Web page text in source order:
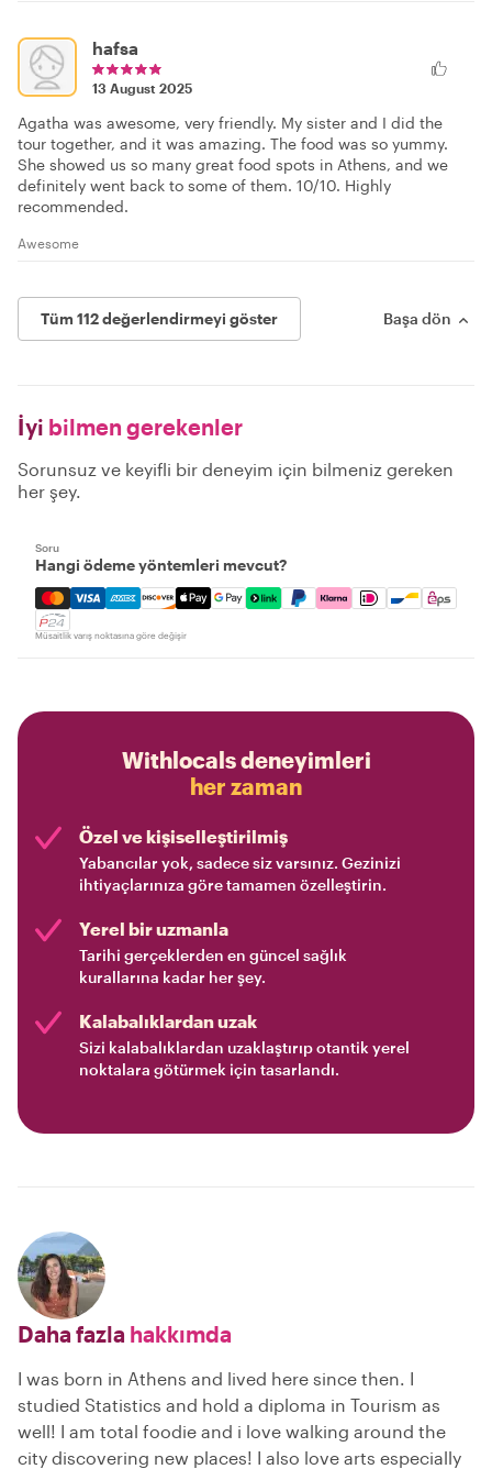
hafsa
13 August 2025
Agatha was awesome, very friendly. My sister and I did the
tour together, and it was amazing. The food was so yummy.
She showed us so many great food spots in Athens, and we
definitely went back to some of them. 10/10. Highly
recommended.
Awesome
Tüm 112 değerlendirmeyi göster Başa dön
İyi bilmen gerekenler
Sorunsuz ve keyifli bir deneyim için bilmeniz gereken
her şey.
Soru
Hangi ödeme yöntemleri mevcut?
Mastercard, Visa, Amex, Discover, Apple Pay, Google
Müsaitlik varış noktasına göre değişir
Withlocals deneyimleri
her zaman
Özel ve kişiselleştirilmiş
Yabancılar yok, sadece siz varsınız. Gezinizi
ihtiyaçlarınıza göre tamamen özelleştirin.
Yerel bir uzmanla
Tarihi gerçeklerden en güncel sağlık
kurallarına kadar her şey.
Kalabalıklardan uzak
Sizi kalabalıklardan uzaklaştırıp otantik yerel
noktalara götürmek için tasarlandı.
Daha fazla hakkımda
I was born in Athens and lived here since then. I
studied Statistics and hold a diploma in Tourism as
well! I am total foodie and i love walking around the
city discovering new places! I also love arts especially